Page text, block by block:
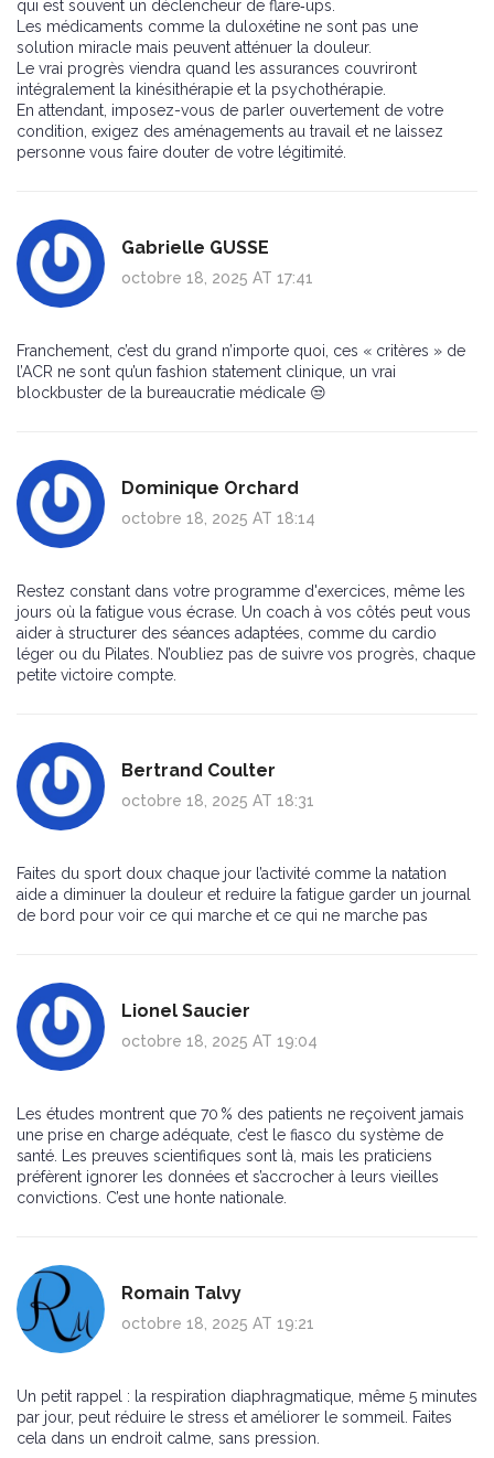
qui est souvent un déclencheur de flare‑ups.
Les médicaments comme la duloxétine ne sont pas une
solution miracle mais peuvent atténuer la douleur.
Le vrai progrès viendra quand les assurances couvriront
intégralement la kinésithérapie et la psychothérapie.
En attendant, imposez-vous de parler ouvertement de votre
condition, exigez des aménagements au travail et ne laissez
personne vous faire douter de votre légitimité.
Gabrielle GUSSE
octobre 18, 2025 AT 17:41
Franchement, c’est du grand n’importe quoi, ces « critères » de
l’ACR ne sont qu’un fashion statement clinique, un vrai
blockbuster de la bureaucratie médicale 😒
Dominique Orchard
octobre 18, 2025 AT 18:14
Restez constant dans votre programme d'exercices, même les
jours où la fatigue vous écrase. Un coach à vos côtés peut vous
aider à structurer des séances adaptées, comme du cardio
léger ou du Pilates. N’oubliez pas de suivre vos progrès, chaque
petite victoire compte.
Bertrand Coulter
octobre 18, 2025 AT 18:31
Faites du sport doux chaque jour l’activité comme la natation
aide a diminuer la douleur et reduire la fatigue garder un journal
de bord pour voir ce qui marche et ce qui ne marche pas
Lionel Saucier
octobre 18, 2025 AT 19:04
Les études montrent que 70 % des patients ne reçoivent jamais
une prise en charge adéquate, c’est le fiasco du système de
santé. Les preuves scientifiques sont là, mais les praticiens
préfèrent ignorer les données et s’accrocher à leurs vieilles
convictions. C’est une honte nationale.
Romain Talvy
octobre 18, 2025 AT 19:21
Un petit rappel : la respiration diaphragmatique, même 5 minutes
par jour, peut réduire le stress et améliorer le sommeil. Faites
cela dans un endroit calme, sans pression.